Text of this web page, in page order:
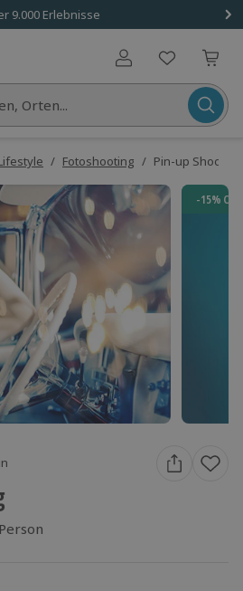
9.000 Erlebnisse
Benutzerkonto
Orten...
/ Fotoshooting / Pin-up Shooting
-15%
Bewertungen